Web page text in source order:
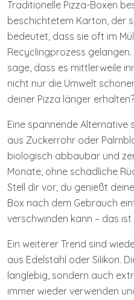
Traditionelle Pizza-Boxen
beschichtetem Karton, der
bedeutet, dass sie oft im
Recyclingprozess
sage, dass es mittlerweile
nicht nur die Umwelt
deiner Pizza länger erhalten?
Eine spannende
aus Zuckerrohr oder
biologisch abbaubar und
Monate, ohne schädliche
Stell dir vor, du genießt
Box nach dem Gebrauch
verschwinden kann – das
Ein weiterer Trend sind
aus Edelstahl oder Silikon.
langlebig, sondern auch
immer wieder verwenden